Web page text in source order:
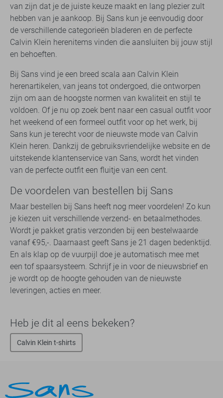
van zijn dat je de juiste keuze maakt en lang plezier zult
hebben van je aankoop. Bij Sans kun je eenvoudig door
de verschillende categorieën bladeren en de perfecte
Calvin Klein herenitems vinden die aansluiten bij jouw stijl
en behoeften.
Bij Sans vind je een breed scala aan Calvin Klein
herenartikelen, van jeans tot ondergoed, die ontworpen
zijn om aan de hoogste normen van kwaliteit en stijl te
voldoen. Of je nu op zoek bent naar een casual outfit voor
het weekend of een formeel outfit voor op het werk, bij
Sans kun je terecht voor de nieuwste mode van Calvin
Klein heren. Dankzij de gebruiksvriendelijke website en de
uitstekende klantenservice van Sans, wordt het vinden
van de perfecte outfit een fluitje van een cent.
De voordelen van bestellen bij Sans
Maar bestellen bij Sans heeft nog meer voordelen! Zo kun
je kiezen uit verschillende verzend- en betaalmethodes.
Wordt je pakket gratis verzonden bij een bestelwaarde
vanaf €95,-. Daarnaast geeft Sans je 21 dagen bedenktijd.
En als klap op de vuurpijl doe je automatisch mee met
een tof spaarsysteem. Schrijf je in voor de nieuwsbrief en
je wordt op de hoogte gehouden van de nieuwste
leveringen, acties en meer.
Heb je dit al eens bekeken?
Calvin Klein t-shirts